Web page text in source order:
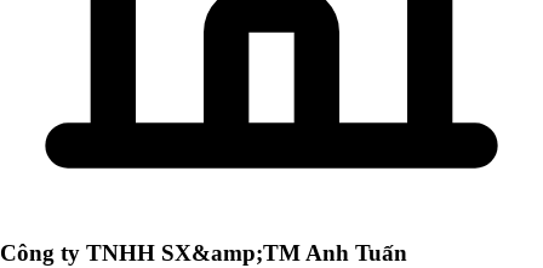
Công ty TNHH SX&amp;TM Anh Tuấn